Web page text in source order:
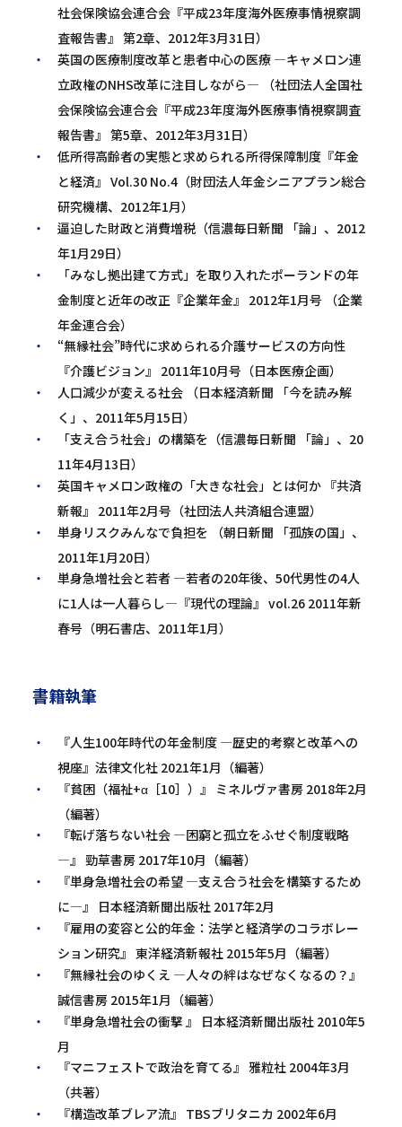
社会保険協会連合会『平成23年度海外医療事情視察調
査報告書』 第2章、2012年3月31日）
英国の医療制度改革と患者中心の医療 ―キャメロン連
立政権のNHS改革に注目しながら― （社団法人全国社
会保険協会連合会『平成23年度海外医療事情視察調査
報告書』 第5章、2012年3月31日）
低所得高齢者の実態と求められる所得保障制度『年金
と経済』 Vol.30 No.4（財団法人年金シニアプラン総合
研究機構、2012年1月）
逼迫した財政と消費増税（信濃毎日新聞 「論」、2012
年1月29日）
「みなし拠出建て方式」を取り入れたポーランドの年
金制度と近年の改正『企業年金』 2012年1月号 （企業
年金連合会）
“無縁社会”時代に求められる介護サービスの方向性
『介護ビジョン』 2011年10月号（日本医療企画）
人口減少が変える社会 （日本経済新聞 「今を読み解
く」、2011年5月15日）
「支え合う社会」の構築を（信濃毎日新聞 「論」、20
11年4月13日）
英国キャメロン政権の「大きな社会」とは何か 『共済
新報』 2011年2月号（社団法人共済組合連盟）
単身リスクみんなで負担を （朝日新聞 「孤族の国」、
2011年1月20日）
単身急増社会と若者 ―若者の20年後、50代男性の4人
に1人は一人暮らし―『現代の理論』 vol.26 2011年新
春号（明石書店、2011年1月）
書籍執筆
『人生100年時代の年金制度 ―歴史的考察と改革への
視座』法律文化社 2021年1月（編著）
『貧困（福祉+α［10］）』 ミネルヴァ書房 2018年2月
（編著）
『転げ落ちない社会 ―困窮と孤立をふせぐ制度戦略
―』 勁草書房 2017年10月（編著）
『単身急増社会の希望 ―支え合う社会を構築するため
に―』 日本経済新聞出版社 2017年2月
『雇用の変容と公的年金：法学と経済学のコラボレー
ション研究』 東洋経済新報社 2015年5月（編著）
『無縁社会のゆくえ ―人々の絆はなぜなくなるの？』
誠信書房 2015年1月（編著）
『単身急増社会の衝撃 』 日本経済新聞出版社 2010年5
月
『マニフェストで政治を育てる』 雅粒社 2004年3月
（共著）
『構造改革ブレア流』 TBSブリタニカ 2002年6月